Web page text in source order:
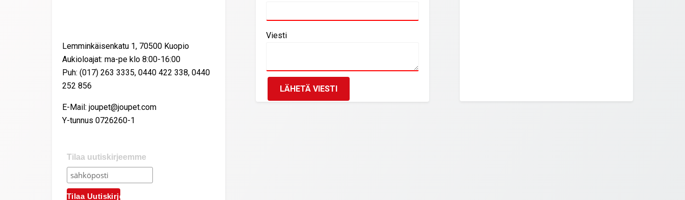
Lemminkäisenkatu 1, 70500 Kuopio
Aukioloajat: ma-pe klo 8:00-16:00
Puh: (017) 263 3335, 0440 422 338, 0440
252 856
E-Mail: joupet@joupet.com
Y-tunnus 0726260-1
Tilaa uutiskirjeemme
Viesti